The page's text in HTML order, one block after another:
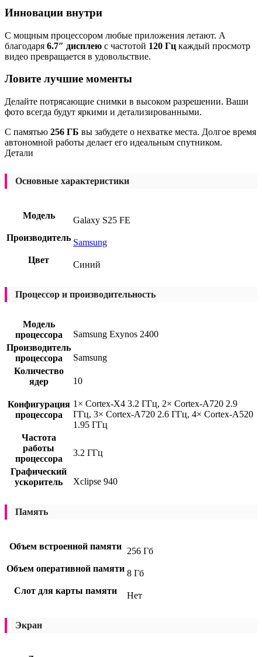
Инновации внутри
С мощным процессором любые приложения летают. А
благодаря 6.7″ дисплею с частотой 120 Гц каждый просмотр
видео превращается в удовольствие.
Ловите лучшие моменты
Делайте потрясающие снимки в высоком разрешении. Ваши
фото всегда будут яркими и детализированными.
С памятью 256 ГБ вы забудете о нехватке места. Долгое время
автономной работы делает его идеальным спутником.
Детали
Основные характеристики
Модель
Galaxy S25 FE
Производитель Samsung
Цвет
Синий
Процессор и производительность
Модель
процессора
Samsung Exynos 2400
Производитель
процессора
Samsung
Количество
ядер
10
Конфигурация
процессора
1× Cortex-X4 3.2 ГГц, 2× Cortex-A720 2.9
ГГц, 3× Cortex-A720 2.6 ГГц, 4× Cortex-A520
1.95 ГГц
Частота
работы
процессора
3.2 ГГц
Графический
ускоритель
Xclipse 940
Память
Объем встроенной памяти 256 Гб
Объем оперативной памяти 8 Гб
Слот для карты памяти
Нет
Экран